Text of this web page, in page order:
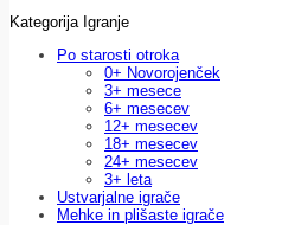
Kategorija Igranje
Po starosti otroka
0+ Novorojenček
3+ mesece
6+ mesecev
12+ mesecev
18+ mesecev
24+ mesecev
3+ leta
Ustvarjalne igrače
Mehke in plišaste igrače